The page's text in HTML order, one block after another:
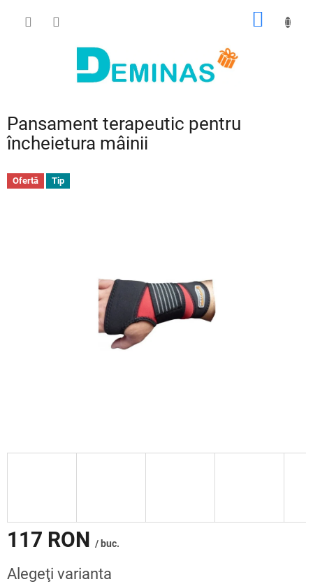
COŞ
Pansament terapeutic pentru
încheietura mâinii
Ofertă Tip
117 RON / buc.
preţ:
Alegeţi varianta